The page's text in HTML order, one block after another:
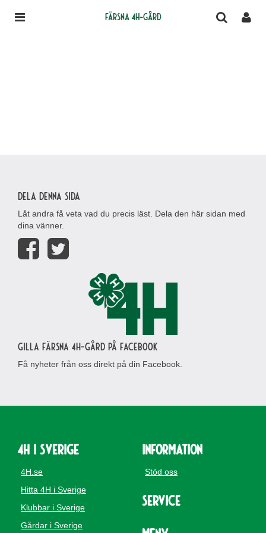
Färsna 4H-gård
Dela denna sida
Låt andra få veta vad du precis läst. Dela den här sidan med
dina vänner.
Gilla Färsna 4H-gård på Facebook
Få nyheter från oss direkt på din Facebook.
4H i Sverige
4H.se
Hitta 4H i Sverige
Klubbar i Sverige
Gårdar i Sverige
Information
Stöd oss
Service